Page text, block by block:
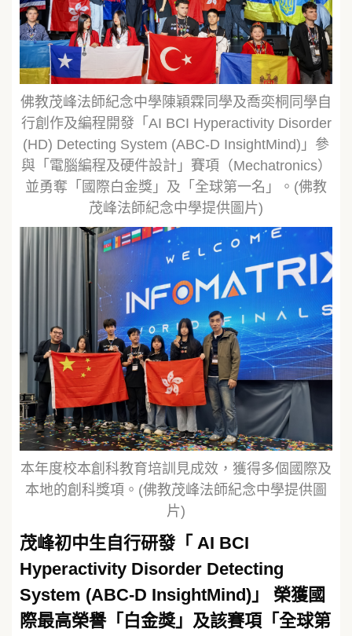
佛教茂峰法師紀念中學陳穎霖同學及喬奕桐同學自
行創作及編程開發「AI BCI Hyperactivity Disorder
(HD) Detecting System (ABC-D InsightMind)」參
與「電腦編程及硬件設計」賽項（Mechatronics）
並勇奪「國際白金獎」及「全球第一名」。(佛教
茂峰法師紀念中學提供圖片)
本年度校本創科教育培訓見成效，獲得多個國際及
本地的創科獎項。(佛教茂峰法師紀念中學提供圖
片)
茂峰初中生自行研發「 AI BCI
Hyperactivity Disorder Detecting
System (ABC-D InsightMind)」 榮獲國
際最高榮譽「白金獎」及該賽項「全球第